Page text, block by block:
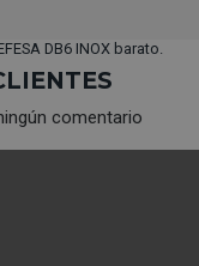
DB6 INOX barato.
comentario